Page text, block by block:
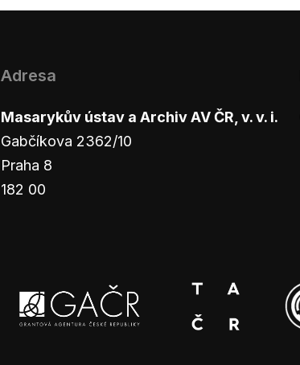
Adresa
Masarykův ústav a Archiv AV ČR, v. v. i.
Gabčíkova 2362/10
Praha 8
182 00